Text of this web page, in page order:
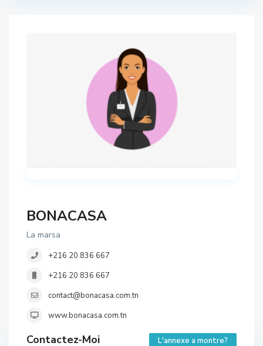
BONACASA
La marsa
+216 20 836 667
+216 20 836 667
contact@bonacasa.com.tn
www.bonacasa.com.tn
Contactez-Moi L'annexe a montre?